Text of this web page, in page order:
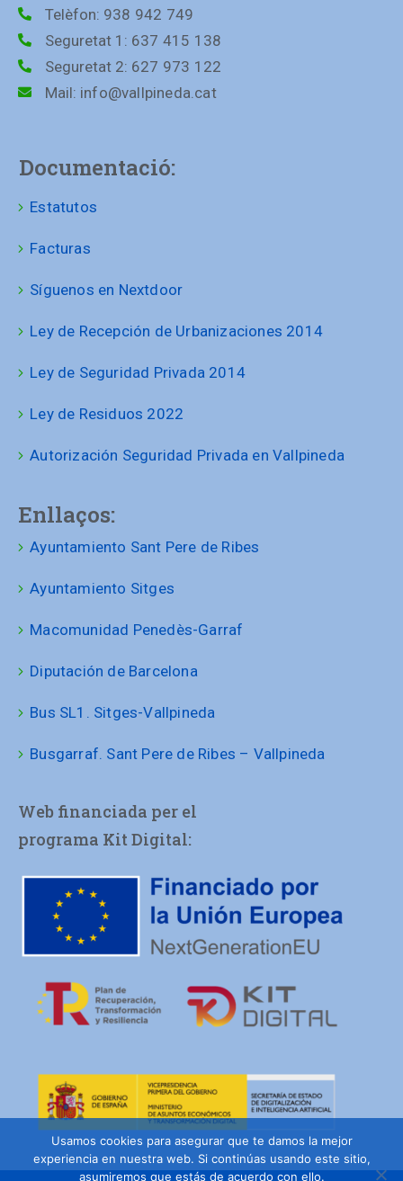
Telèfon: 938 942 749
Seguretat 1: 637 415 138
Seguretat 2: 627 973 122
Mail: info@vallpineda.cat
Documentació:
Estatutos
Facturas
Síguenos en Nextdoor
Ley de Recepción de Urbanizaciones 2014
Ley de Seguridad Privada 2014
Ley de Residuos 2022
Autorización Seguridad Privada en Vallpineda
Enllaços:
Ayuntamiento Sant Pere de Ribes
Ayuntamiento Sitges
Macomunidad Penedès-Garraf
Diputación de Barcelona
Bus SL1. Sitges-Vallpineda
Busgarraf. Sant Pere de Ribes – Vallpineda
Web financiada per el
programa Kit Digital:
Usamos cookies para asegurar que te damos la mejor
experiencia en nuestra web. Si continúas usando este sitio,
asumiremos que estás de acuerdo con ello.